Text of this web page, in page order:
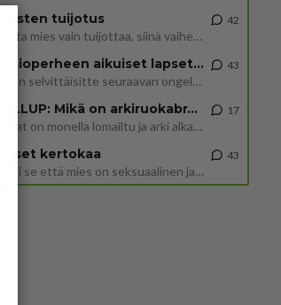
Miesten tuijotus
Mutta mies vain tuijottaa, siinä vaiheessa käännän itse pään pois. Mikä juttu? Yleensä jos joku tuijottaa tai katsoo, hä
42
Uusioperheen aikuiset lapset tyhjentää jääkaapin käydessään
Miten selvittäisitte seuraavan ongelman, meillä on uusioperhe, minulla teini-ikäiset lapset ja puolisolla aikuiset, jotk
43
GALLUP: Mikä on arkiruokabravuurisi?
Lomat on monella lomailtu ja arki alkaa. Se voi tarkoittaa myös sitä, että grillailut on grillattu ja palataan arjen ruo
17
Naiset kertokaa
Miksi se että mies on seksuaalinen ja haluaa seksiä ja te olette hänen mielestänne haluttava on vastenmielistä? Mikä sii
43